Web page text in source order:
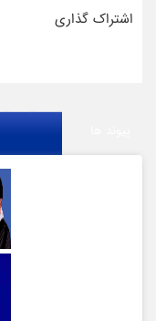
اشتراک گذاری